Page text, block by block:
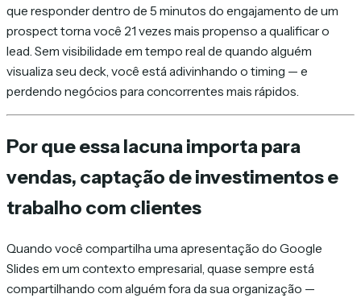
que responder dentro de 5 minutos do engajamento de um
prospect torna você 21 vezes mais propenso a qualificar o
lead. Sem visibilidade em tempo real de quando alguém
visualiza seu deck, você está adivinhando o timing — e
perdendo negócios para concorrentes mais rápidos.
Por que essa lacuna importa para
vendas, captação de investimentos e
trabalho com clientes
Quando você compartilha uma apresentação do Google
Slides em um contexto empresarial, quase sempre está
compartilhando com alguém fora da sua organização —